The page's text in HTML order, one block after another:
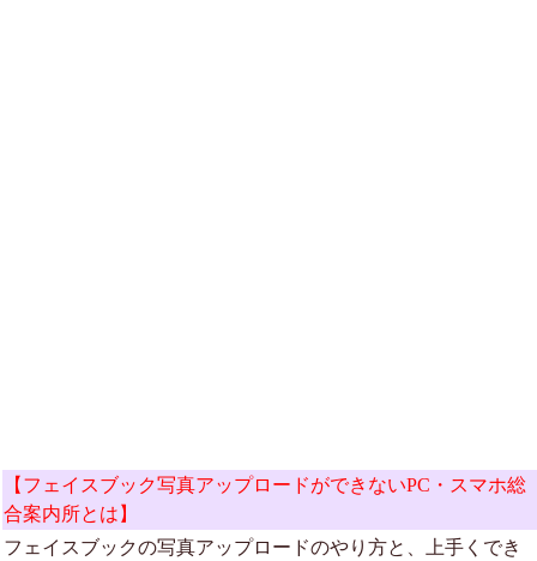
【フェイスブック写真アップロードができないPC・スマホ総
合案内所とは】
フェイスブックの写真アップロードのやり方と、上手くでき